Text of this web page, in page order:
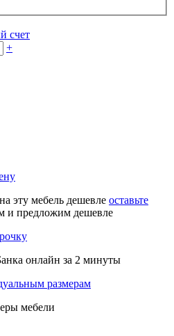
счет
+
эту мебель дешевле оставьте
и предложим дешевле
онлайн за 2 минуты
размерам
мебели